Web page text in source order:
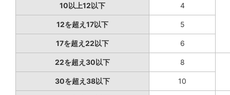
10以上12以下 4
12を超え17以下 5
17を超え22以下 6
22を超え30以下 8
30を超え38以下 10